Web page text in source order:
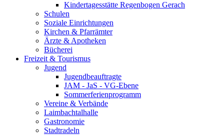
Kindertagesstätte Regenbogen Gerach
Schulen
Soziale Einrichtungen
Kirchen & Pfarrämter
Ärzte & Apotheken
Bücherei
Freizeit & Tourismus
Jugend
Jugendbeauftragte
JAM - JaS - VG-Ebene
Sommerferienprogramm
Vereine & Verbände
Laimbachtalhalle
Gastronomie
Stadtradeln